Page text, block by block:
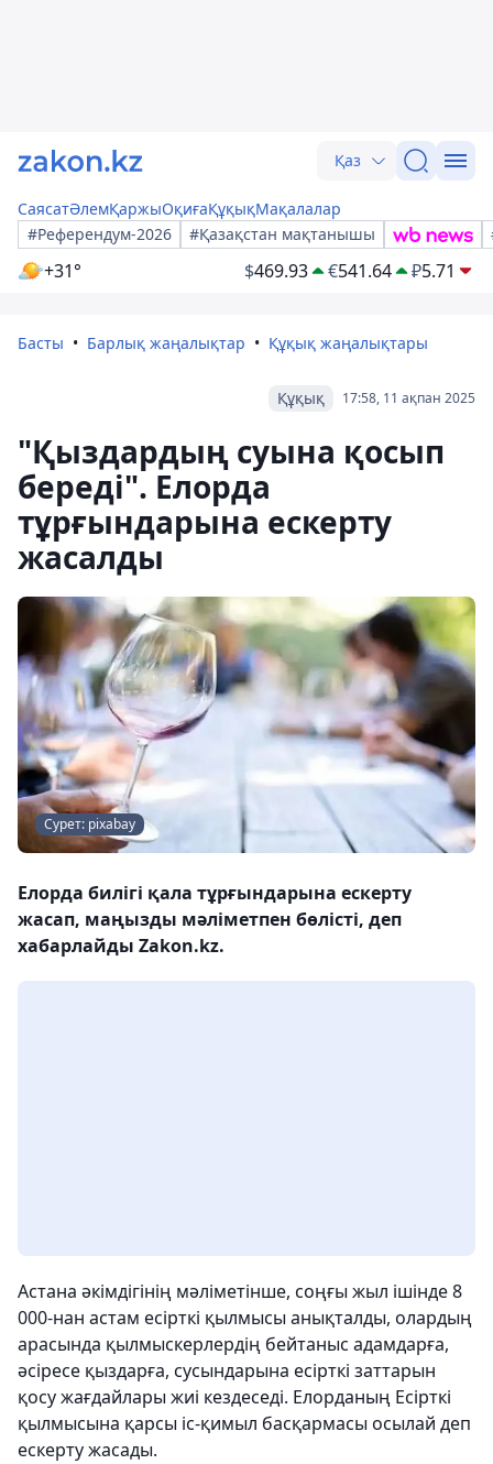
Қаз
СаясатӘлемҚаржыОқиғаҚұқықМақалалар
#Референдум-2026
#Қазақстан мақтанышы
+31° $469.93 €541.64 ₽5.71
Басты Барлық жаңалықтар Құқық жаңалықтары
17:58, 11 ақпан 2025
Құқық
"Қыздардың суына қосып
береді". Елорда
тұрғындарына ескерту
жасалды
Сурет: pixabay
Елорда билігі қала тұрғындарына ескерту
жасап, маңызды мәліметпен бөлісті, деп
хабарлайды Zakon.kz.
Астана әкімдігінің мәліметінше, соңғы жыл ішінде 8
000-нан астам есірткі қылмысы анықталды, олардың
арасында қылмыскерлердің бейтаныс адамдарға,
әсіресе қыздарға, сусындарына есірткі заттарын
қосу жағдайлары жиі кездеседі. Елорданың Есірткі
қылмысына қарсы іс-қимыл басқармасы осылай деп
ескерту жасады.